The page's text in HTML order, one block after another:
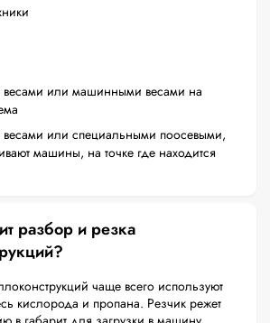
или машинными весами на
или специальными поосевыми,
машины, на точке где находится
разбор и резка
чаще всего используют
кислорода и пропана. Резчик режет